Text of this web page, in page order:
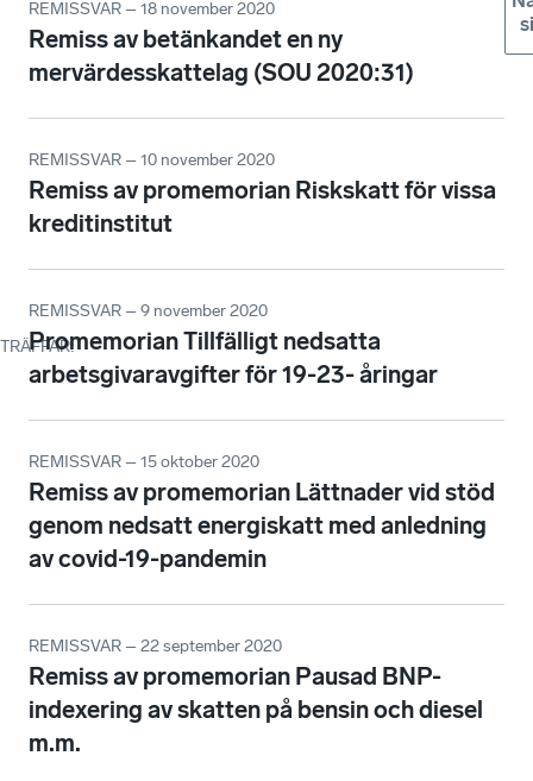
TRÄFFAR:
REMISSVAR – 18 november 2020
Remiss av betänkandet en ny
mervärdesskattelag (SOU 2020:31)
REMISSVAR – 10 november 2020
Remiss av promemorian Riskskatt för vissa
kreditinstitut
REMISSVAR – 9 november 2020
Promemorian Tillfälligt nedsatta
arbetsgivaravgifter för 19-23- åringar
REMISSVAR – 15 oktober 2020
Remiss av promemorian Lättnader vid stöd
genom nedsatt energiskatt med anledning
av covid-19-pandemin
REMISSVAR – 22 september 2020
Remiss av promemorian Pausad BNP-
indexering av skatten på bensin och diesel
m.m.